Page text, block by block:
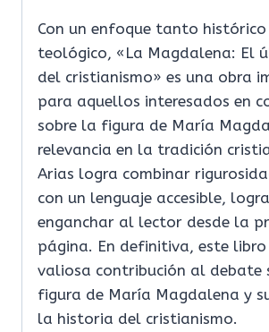
Con un enfoque tanto histórico
teológico, «La Magdalena: El
del cristianismo» es una obra
para aquellos interesados en
sobre la figura de María
relevancia en la tradición
Arias logra combinar
con un lenguaje accesible,
enganchar al lector desde la
página. En definitiva, este libro
valiosa contribución al debate
figura de María Magdalena y
la historia del cristianismo.